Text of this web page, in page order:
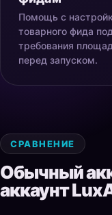
Помощь с
товарного фида под
требования
перед запуском.
СРАВНЕНИЕ
Обычный
аккаунт